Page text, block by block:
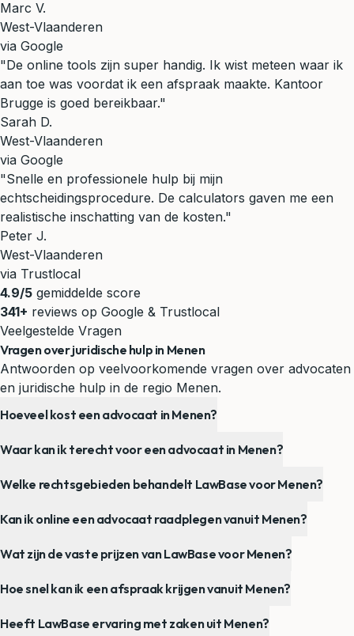
Marc V.
West-Vlaanderen
via Google
"De online tools zijn super handig. Ik wist meteen waar ik
aan toe was voordat ik een afspraak maakte. Kantoor
Brugge is goed bereikbaar."
Sarah D.
West-Vlaanderen
via Google
"Snelle en professionele hulp bij mijn
echtscheidingsprocedure. De calculators gaven me een
realistische inschatting van de kosten."
Peter J.
West-Vlaanderen
via Trustlocal
4.9/5 gemiddelde score
341+ reviews op Google & Trustlocal
Veelgestelde Vragen
Vragen over juridische hulp in Menen
Antwoorden op veelvoorkomende vragen over advocaten
en juridische hulp in de regio Menen.
Hoeveel kost een advocaat in Menen?
Waar kan ik terecht voor een advocaat in Menen?
Welke rechtsgebieden behandelt LawBase voor Menen?
Kan ik online een advocaat raadplegen vanuit Menen?
Wat zijn de vaste prijzen van LawBase voor Menen?
Hoe snel kan ik een afspraak krijgen vanuit Menen?
Heeft LawBase ervaring met zaken uit Menen?